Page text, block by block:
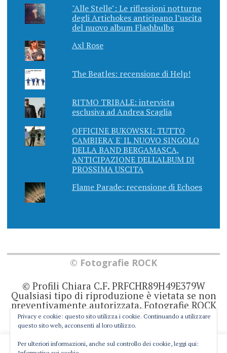
"Alle Stelle": Le riflessioni notturne
degli Artichokes anticipano l’uscita
del nuovo album Flashbulbs
Axl Rose
The Beatles: recensione di Help!
RITMO TRIBALE: intervista
esclusiva ad Andrea Scaglia
OFFICINE BUKOWSKI: TUTTO
CAMBIERA' E' IL NUOVO SINGOLO
DELLA BAND BERGAMASCA,
ANTICIPAZIONE DELL'ALBUM DI
PROSSIMA USCITA
Flame Parade: recensione di Echoes
© Fotografie ROCK
© Profili Chiara C.F. PRFCHR89H49E379W
Qualsiasi tipo di riproduzione è vietata se non
preventivamente autorizzata. Fotografie ROCK
non rappresenta una testata giornalistica in
quanto viene aggiornato senza alcuna
prodotto editoriale ai sensi della legge 62 del
This website uses cookies to improve your experience. We'll
Privacy e cookie: questo sito utilizza i cookie. Continuando a utilizzare
questo sito web, acconsenti al loro utilizzo.
Per ulteriori informazioni, anche sul controllo dei cookie, leggi qui: